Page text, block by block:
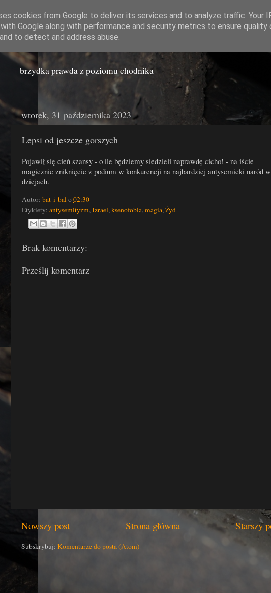
Miasto Gówna
brzydka prawda z poziomu chodnika
wtorek, 31 października 2023
Lepsi od jeszcze gorszych
Pojawił się cień szansy - o ile będziemy siedzieli naprawdę cicho! - na iście
magicznie zniknięcie z podium w konkurencji na najbardziej antysemicki naród w
dziejach.
Autor: bat-i-bal o02:30
Etykiety: antysemityzm, Izrael, ksenofobia, magia, Żyd
Brak komentarzy:
Prześlij komentarz
Nowszy post Starszy
Strona główna
Subskrybuj: Komentarze do posta (Atom)
cookies from Google to deliver its services and to analyze traffic. Your
Google along with performance and security metrics to ensure quality
to detect and address abuse.